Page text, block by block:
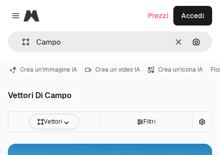
Close menu
Magnific
CancellaCerca
Prezzi Accedi
Crea un'immagine IA Crea un video IA Crea un'icona IA
Vettori Di Campo
Vettori Filtri